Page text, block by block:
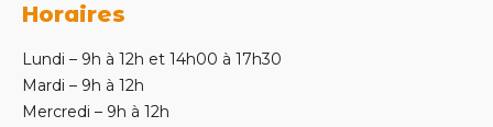
Horaires
Lundi – 9h à 12h et 14h00 à 17h30
Mardi – 9h à 12h
Mercredi – 9h à 12h